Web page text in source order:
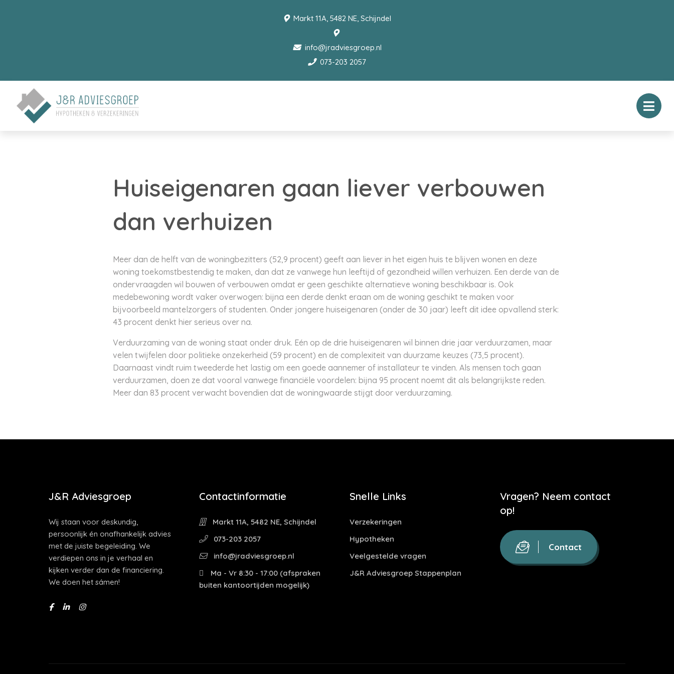
Markt 11A, 5482 NE, Schijndel
info@jradviesgroep.nl
073-203 2057
Huiseigenaren gaan liever verbouwen
dan verhuizen
Meer dan de helft van de woningbezitters (52,9 procent) geeft aan liever in het eigen huis te blijven wonen en deze
woning toekomstbestendig te maken, dan dat ze vanwege hun leeftijd of gezondheid willen verhuizen. Een derde van de
ondervraagden wil bouwen of verbouwen omdat er geen geschikte alternatieve woning beschikbaar is. Ook
medebewoning wordt vaker overwogen: bijna een derde denkt eraan om de woning geschikt te maken voor
bijvoorbeeld mantelzorgers of studenten. Onder jongere huiseigenaren (onder de 30 jaar) leeft dit idee opvallend sterk:
43 procent denkt hier serieus over na.
Verduurzaming van de woning staat onder druk. Eén op de drie huiseigenaren wil binnen drie jaar verduurzamen, maar
velen twijfelen door politieke onzekerheid (59 procent) en de complexiteit van duurzame keuzes (73,5 procent).
Daarnaast vindt ruim tweederde het lastig om een goede aannemer of installateur te vinden. Als mensen toch gaan
verduurzamen, doen ze dat vooral vanwege financiële voordelen: bijna 95 procent noemt dit als belangrijkste reden.
Meer dan 83 procent verwacht bovendien dat de woningwaarde stijgt door verduurzaming.
J&R Adviesgroep
Wij staan voor deskundig,
persoonlijk én onafhankelijk advies
met de juiste begeleiding. We
verdiepen ons in je verhaal en
kijken verder dan de financiering.
We doen het sámen!
Contactinformatie
Markt 11A, 5482 NE, Schijndel
073-203 2057
info@jradviesgroep.nl
Ma - Vr 8:30 - 17:00 (afspraken
buiten kantoortijden mogelijk)
Snelle Links
Verzekeringen
Hypotheken
Veelgestelde vragen
J&R Adviesgroep Stappenplan
Vragen? Neem contact
op!
Contact